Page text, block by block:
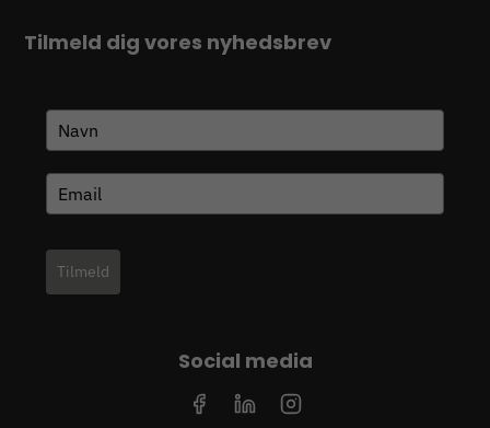
Tilmeld dig vores nyhedsbrev
Tilmeld
Social media